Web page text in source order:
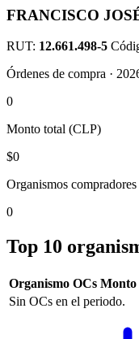
FRANCISCO
RUT: 12.661.498-5
Órdenes de compra ·
0
Monto total (CLP)
$0
Organismos compradores
0
Top 10
Organismo OCs
Sin OCs en el periodo.